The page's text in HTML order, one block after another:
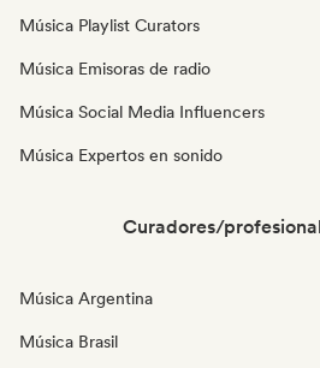
Música Playlist Curators
Música Emisoras de radio
Música Social Media Influencers
Música Expertos en sonido
Curadores/
Música Argentina
Música Brasil